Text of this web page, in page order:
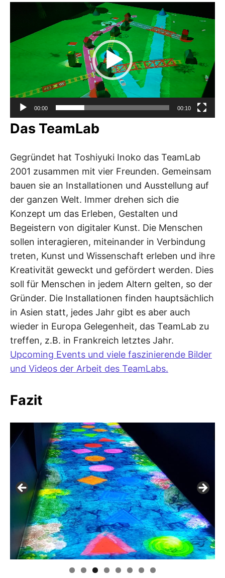
00:00 00:10
Das TeamLab
Gegründet hat Toshiyuki Inoko das TeamLab
2001 zusammen mit vier Freunden. Gemeinsam
bauen sie an Installationen und Ausstellung auf
der ganzen Welt. Immer drehen sich die
Konzept um das Erleben, Gestalten und
Begeistern von digitaler Kunst. Die Menschen
sollen interagieren, miteinander in Verbindung
treten, Kunst und Wissenschaft erleben und ihre
Kreativität geweckt und gefördert werden. Dies
soll für Menschen in jedem Altern gelten, so der
Gründer. Die Installationen finden hauptsächlich
in Asien statt, jedes Jahr gibt es aber auch
wieder in Europa Gelegenheit, das TeamLab zu
treffen, z.B. in Frankreich letztes Jahr.
Upcoming Events und viele faszinierende Bilder
und Videos der Arbeit des TeamLabs.
Fazit